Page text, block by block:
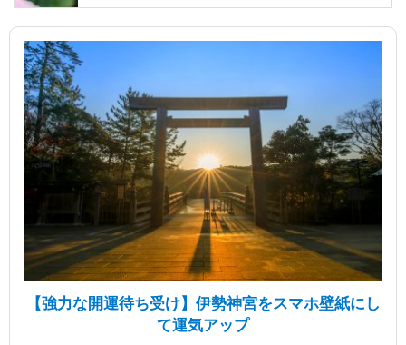
【強力な開運待ち受け】伊勢神宮をスマホ壁紙にし
て運気アップ